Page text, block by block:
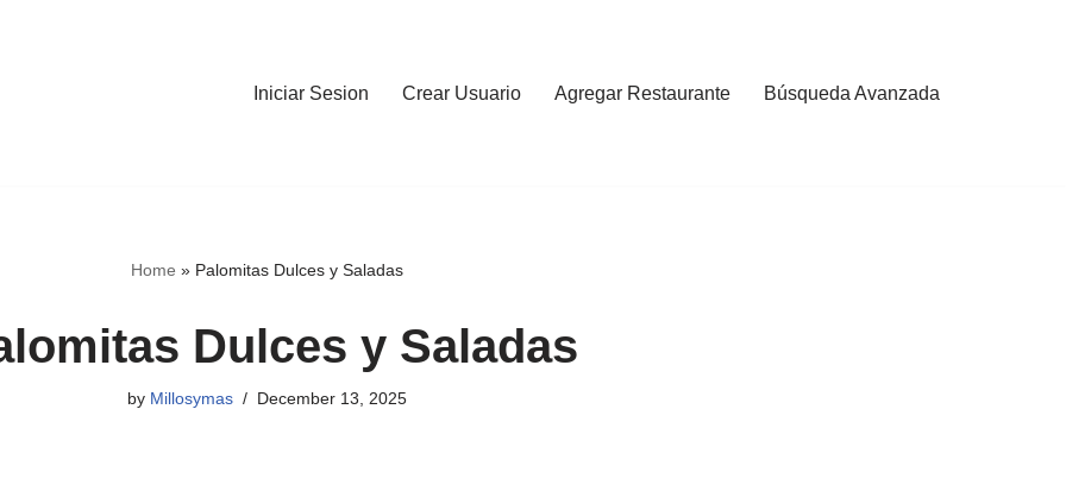
Iniciar Sesion Crear Usuario Agregar Restaurante Búsqueda Avanzada
Home » Palomitas Dulces y Saladas
Dulces y Saladas
by Millosymas December 13, 2025